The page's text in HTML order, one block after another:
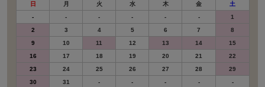
日 月 火 水 木 金
土
-
- - - - -
1
2
3 4 5 6 7
8
9
10 11 12 13 14
15
16
17 18 19 20 21
22
23
24 25 26 27 28
29
30
31 - - - - -